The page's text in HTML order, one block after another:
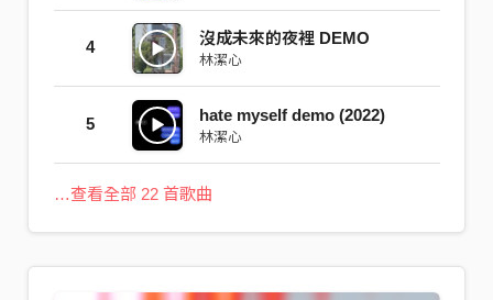
4 沒成未來的夜裡 DEMO
林潔心
5 hate myself demo (2022)
林潔心
…查看全部 22 首歌曲